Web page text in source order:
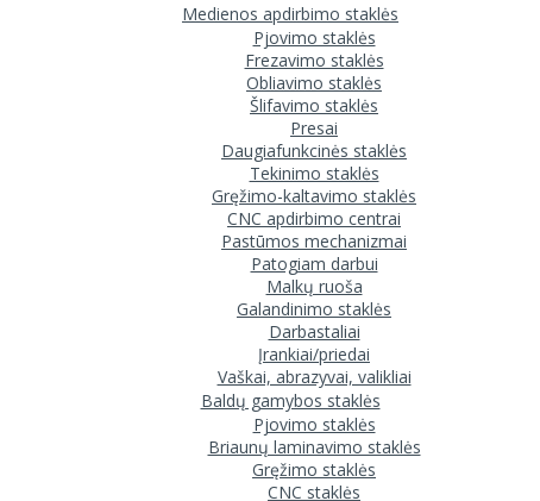
Medienos apdirbimo staklės
Pjovimo staklės
Frezavimo staklės
Obliavimo staklės
Šlifavimo staklės
Presai
Daugiafunkcinės staklės
Tekinimo staklės
Gręžimo-kaltavimo staklės
CNC apdirbimo centrai
Pastūmos mechanizmai
Patogiam darbui
Malkų ruoša
Galandinimo staklės
Darbastaliai
Įrankiai/priedai
Vaškai, abrazyvai, valikliai
Baldų gamybos staklės
Pjovimo staklės
Briaunų laminavimo staklės
Gręžimo staklės
CNC staklės